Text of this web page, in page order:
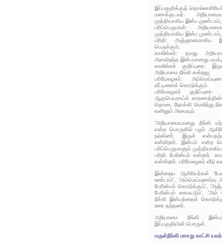
இப்பகுதிக்குத்
மணக்குடவர்:
முத்தியாகிய இன்ப முண்டாம்;
பரிப்பெருமாள்:
முத்தியாகிய இன்ப முண்டாம்;
பரிதி: அஞ்ஞானமாகிய
பெருக்கும்;
காலிங்கர்: தமது
அளவிறந்த இன்பமானது
காலிங்கர் குறிப்புரை:
அறியாமை நீங்கி என்றது;
பரிமேலழகர்:
வீட்டினைக் கொடுக்கும்.
பரிமேலழகர்
ஆகுபெயராய்க்
தொடை நோக்கி மெலிந்து
எனினும் அமையும்.
'அறியாமையானது நீங்கி
என்ற பொருளில் பழம்
நல்கினர். இருள்
என்கிறார். இன்பம் என்ற
பரிப்பெருமாளும்
பரிதி பேரின்பம் என்றார்.
என்கிறார். பரிமேலழகர் வீடு
இன்றைய ஆசிரியர்கள்
உண்டாம்', 'அம்மெய்யுணர்வு
பேரின்பம் கொடுக்கும்',
பேரின்பம் கைகூடும்', 'அம்
நீக்கி இன்பத்தைக்
உரை தந்தனர்.
அறியாமை நீங்கி
இப்பகுதியின் பொருள்.
மருள்நீங்கி மாசறு காட்சி